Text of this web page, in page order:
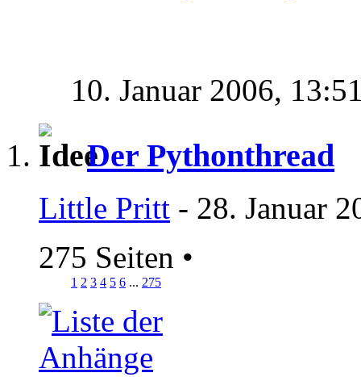
10. Januar 2006,
Der Pythonthread
Little Pritt - 28. Januar
275 Seiten •
1 2 3 4 5 6 ... 275